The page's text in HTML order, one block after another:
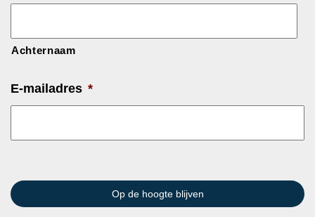
Achternaam
E-mailadres *